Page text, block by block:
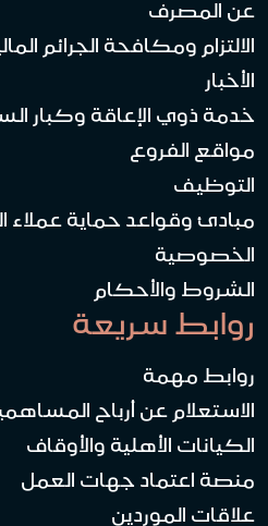
عن المصرف
الالتزام ومكافحة الجرائم
الأخبار
خدمة ذوي الإعاقة وكبار
مواقع الفروع
التوظيف
مبادئ وقواعد حماية عملاء
الخصوصية
الشروط والأحكام
روابط سريعة
روابط مهمة
الاستعلام عن أرباح
الكيانات الأهلية والأوقاف
منصة اعتماد جهات العمل
علاقات الموردين